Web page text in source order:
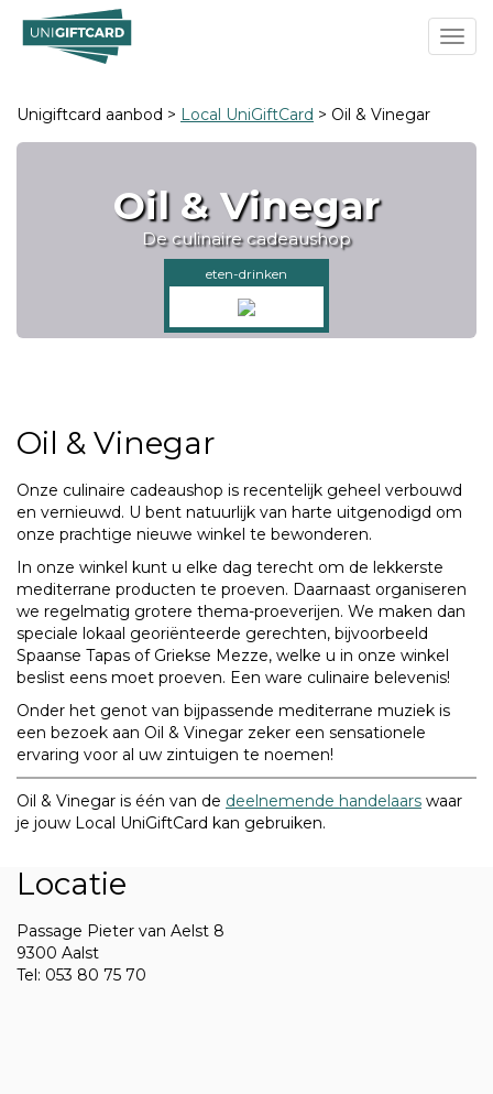
Unigiftcard aanbod > Local UniGiftCard > Oil & Vinegar
Oil & Vinegar
De culinaire cadeaushop
eten-drinken
Oil & Vinegar
Onze culinaire cadeaushop is recentelijk geheel verbouwd
en vernieuwd. U bent natuurlijk van harte uitgenodigd om
onze prachtige nieuwe winkel te bewonderen.
In onze winkel kunt u elke dag terecht om de lekkerste
mediterrane producten te proeven. Daarnaast organiseren
we regelmatig grotere thema-proeverijen. We maken dan
speciale lokaal georiënteerde gerechten, bijvoorbeeld
Spaanse Tapas of Griekse Mezze, welke u in onze winkel
beslist eens moet proeven. Een ware culinaire belevenis!
Onder het genot van bijpassende mediterrane muziek is
een bezoek aan Oil & Vinegar zeker een sensationele
ervaring voor al uw zintuigen te noemen!
Oil & Vinegar is één van de deelnemende handelaars waar
je jouw Local UniGiftCard kan gebruiken.
Locatie
Passage Pieter van Aelst 8
9300 Aalst
Tel: 053 80 75 70